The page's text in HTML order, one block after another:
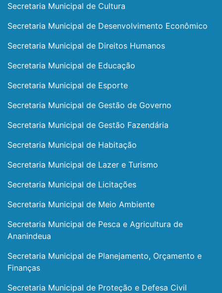
Secretaria Municipal de Cultura
Secretaria Municipal de Desenvolvimento Econômico
Secretaria Municipal de Direitos Humanos
Secretaria Municipal de Educação
Secretaria Municipal de Esporte
Secretaria Municipal de Gestão de Governo
Secretaria Municipal de Gestão Fazendária
Secretaria Municipal de Habitação
Secretaria Municipal de Lazer e Turismo
Secretaria Municipal de Licitações
Secretaria Municipal de Meio Ambiente
Secretaria Municipal de Pesca e Agricultura de
Ananindeua
Secretaria Municipal de Planejamento, Orçamento e
Finanças
Secretaria Municipal de Proteção e Defesa Civil